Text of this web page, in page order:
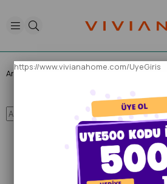
Anasayfa Blog
Blog Başlık
https://www.vivianahome.com/UyeGiris